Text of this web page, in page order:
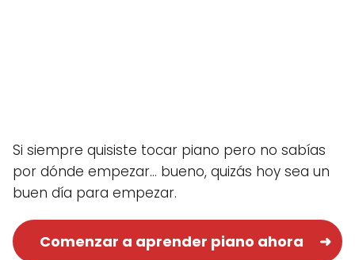
Si siempre quisiste tocar piano pero no sabías
por dónde empezar… bueno, quizás hoy sea un
buen día para empezar.
Comenzar a aprender piano ahora